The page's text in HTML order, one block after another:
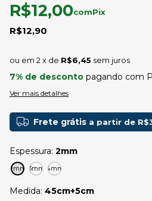
R$12,90
R$12,00comPix
2 x de R$6,45 sem juros
7% de desconto pagando com
Ver mais detalhes
Frete grátis a partir de
Espessura: 2mm
2mm 3mm 4mm
Medida: 45cm+5cm